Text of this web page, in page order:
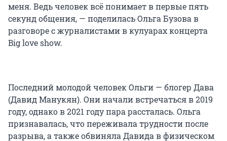
меня. Ведь человек всё понимает в первые пять
секунд общения, — поделилась Ольга Бузова в
разговоре с журналистами в кулуарах концерта
Big love show.
Последний молодой человек Ольги — блогер Дава
(Давид Манукян). Они начали встречаться в 2019
году, однако в 2021 году пара рассталась. Ольга
признавалась, что переживала трудности после
разрыва, а также обвиняла Давида в физическом